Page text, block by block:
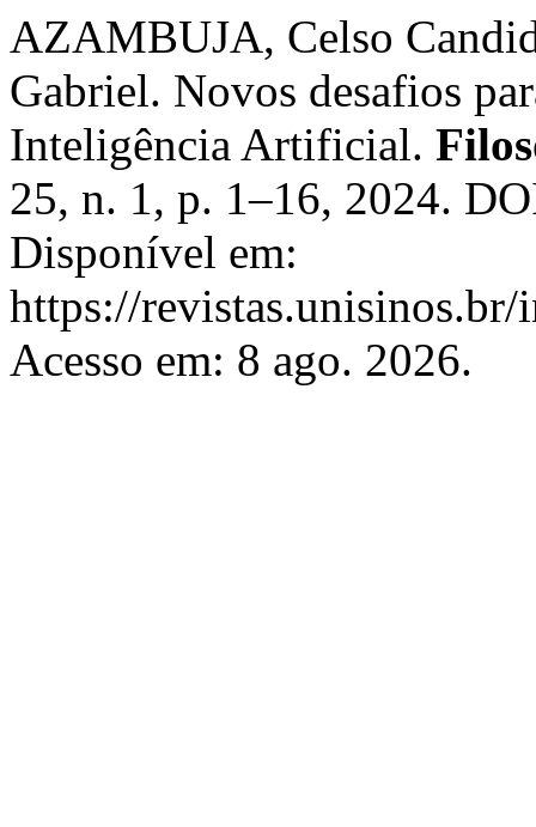
AZAMBUJA, Celso
Gabriel. Novos desafios
Inteligência Artificial.
25, n. 1, p. 1–16, 2024.
Disponível em:
https://
Acesso em: 8 ago. 2026.